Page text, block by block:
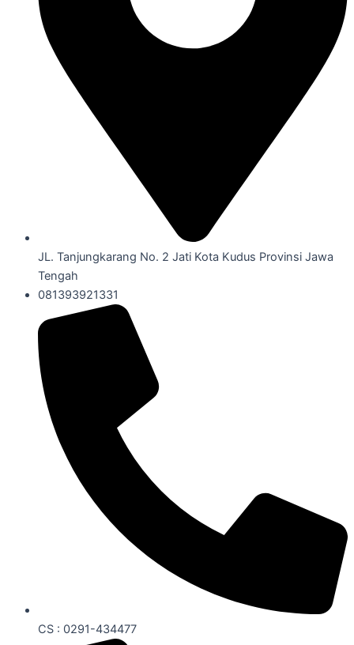
JL. Tanjungkarang No. 2 Jati Kota Kudus Provinsi Jawa
Tengah
081393921331
CS : 0291-434477